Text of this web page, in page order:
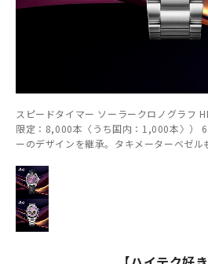
スピードタイマー ソーラークロノグラフ
限定：8,000本〈うち国内：1,000本〉）
ーのデザインを継承。タキメーターベゼル